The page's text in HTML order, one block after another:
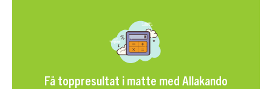
Få toppresultat i matte med Allakando